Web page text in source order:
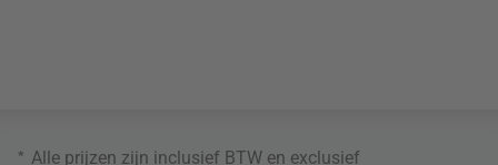
* Alle prijzen zijn inclusief BTW en exclusief